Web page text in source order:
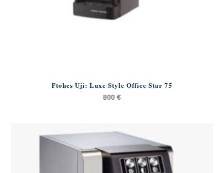
Ftohes Uji: Luxe Style Office Star 75
800 €